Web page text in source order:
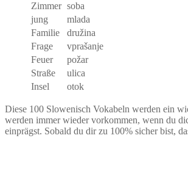
Zimmer soba
jung
mlada
Familie
družina
Frage
vprašanje
Feuer
požar
Straße
ulica
Insel
otok
Diese 100 Slowenisch Vokabeln werden ein
werden immer wieder vorkommen, wenn du
einprägst. Sobald du dir zu 100% sicher bist,